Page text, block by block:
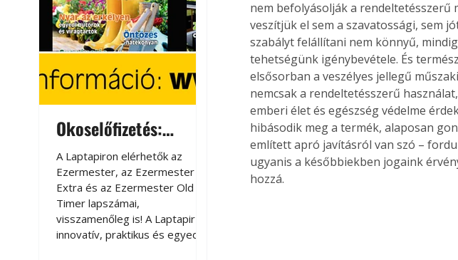
Okoselőfizetés:
Ezermester Extra
A Laptapiron elérhetők az
Ezermester, az Ezermester
Extra és az Ezermester Old
Timer lapszámai,
visszamenőleg is! A Laptapir új,
innovatív, praktikus és egyedi
Okoselőfizetés
A Laptapiron elérhetők az
Ezermester, az Ezermester
Extra és az Ezermester Old
Együtt
Bővebb
Együtt jobban
könyvek
nem befolyásolják a rendeltetésszerű
veszítjük el sem a szavatossági, sem
szabályt felállítani nem könnyű,
tehetségünk igénybevétele. És
elsősorban a veszélyes jellegű
nemcsak a rendeltetésszerű
emberi élet és egészség védelme
hibásodik meg a termék, alaposan
említett apró javításról van szó –
ugyanis a későbbiekben jogaink
hozzá.